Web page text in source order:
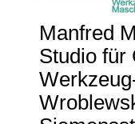
Studio für